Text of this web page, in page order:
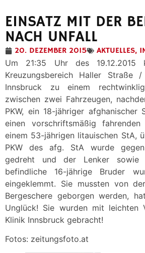
EINSATZ MIT DER
NACH UNFALL
20. DEZEMBER 2015 AKTUELLES,
Um 21:35 Uhr des
Kreuzungsbereich Haller Straße
Innsbruck zu einem
zwischen zwei Fahrzeugen,
PKW, ein 18-jähriger afghanischer
einen vorschriftsmäßig
einem 53-jährigen litauischen StA,
PKW des afg. StA wurde
gedreht und der Lenker sowie
befindliche 16-jährige Bruder
eingeklemmt. Sie mussten von
Bergeschere geborgen werden,
Unglück! Sie wurden mit leichten
Klinik Innsbruck gebracht!
Fotos: zeitungsfoto.at